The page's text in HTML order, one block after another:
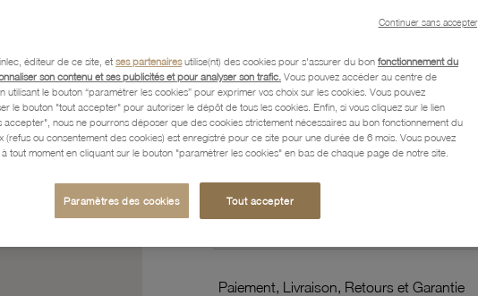
Référence : 63100642
Description
Caractéristiques détaillées
Paiement, Livraison, Retours et Garantie
éditeur de ce site, et ses partenairesutilise(nt) des cookies pour s'assurer du bon fonctionnement du
son contenu et ses publicités et pour analyser son trafic. Vous pouvez accéder au centre de
utilisant le bouton “paramétrer les cookies” pour exprimer vos choix sur les cookies. Vous pouvez
le bouton "tout accepter" pour autoriser le dépôt de tous les cookies. Enfin, si vous cliquez sur le lien
accepter", nous ne pourrons déposer que des cookies strictement nécessaires au bon fonctionnement du
(refus ou consentement des cookies) est enregistré pour ce site pour une durée de 6 mois. Vous pouvez
tout moment en cliquant sur le bouton "paramétrer les cookies" en bas de chaque page de notre site.
Paramètres des cookies Tout accepter
Continuer sans accepter